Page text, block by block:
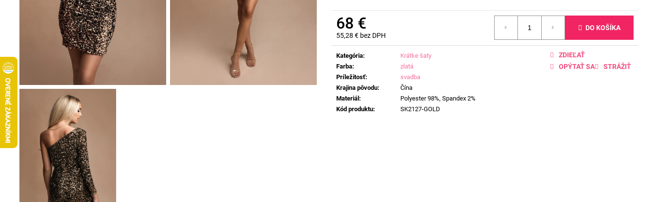
68 €
55,28 € bez DPH
Jednotková
cena:
DO KOŠÍKA
Kategória:
Krátke šaty
Farba:
zlatá
Príležitosť:
svadba
Krajina pôvodu:
Čína
Materiál:
Polyester 98%, Spandex 2%
Kód produktu: SK2127-GOLD
OPÝTAŤ SA STRÁŽIŤ
ZDIEĽAŤ